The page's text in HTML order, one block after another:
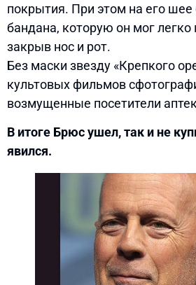
покрытия. При этом на его шее
бандана, которую он мог легко
закрыв нос и рот.
Без маски звезду «Крепкого
культовых фильмов
возмущенные посетители
В итоге Брюс ушел, так и не
явился.